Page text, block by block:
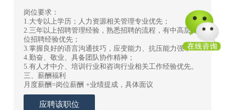
岗位要求：
1.大专以上学历；人力资源相关管理专业优先；
2.三年以上招聘管理经验，熟悉招聘的流程，有中高层岗
位招聘经验优先；
3.掌握良好的语言沟通技巧，应变能力、抗压能力强；
4.勤奋、敬业、具备团队协作精神；
5.有人才中介、培训行业和咨询行业相关工作经验优先。
三、薪酬福利
月度薪酬=岗位薪酬 +业绩提成，具体面议
应聘该职位